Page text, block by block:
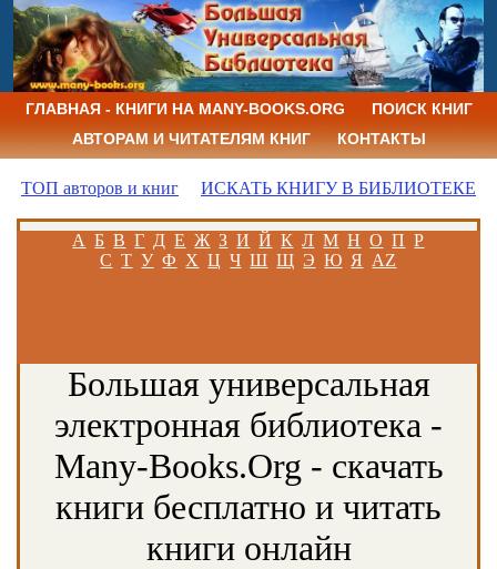
ГЛАВНАЯ - КНИГИ НА MANY-BOOKS.ORG
ПОИСК КНИГ
АВТОРАМ И ЧИТАТЕЛЯМ КНИГ
КОНТАКТЫ
ТОП авторов и книг ИСКАТЬ КНИГУ В БИБЛИОТЕКЕ
А Б В Г Д Е Ж З И Й К Л М Н О П Р
С Т У Ф Х Ц Ч Ш Щ Э Ю Я AZ
Большая универсальная
электронная библиотека -
Many-Books.Org - скачать
книги бесплатно и читать
книги онлайн